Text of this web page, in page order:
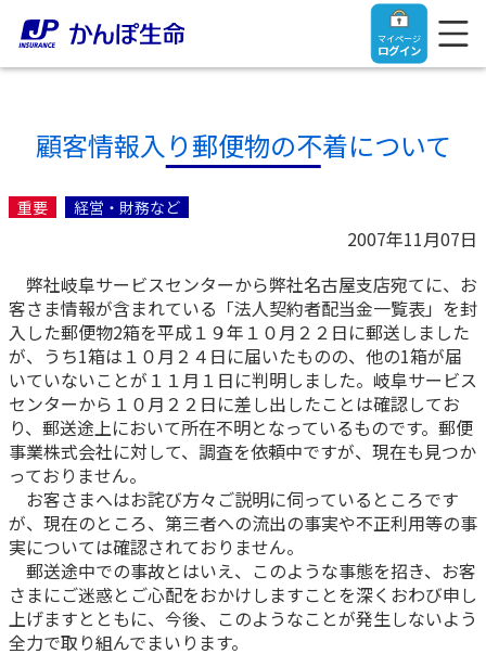
マイページ
ログイン
トップ
ご契約者さま
マイページログイン
入院保険金・手術保険金のご請求
お手続き一覧
きっかけ・できごとから探す
保険をご検討中のお客さま
保険をご検討中のお客さま
終身保険
養老保険
定期保険
学資保険
法人のお客さま
【まずはご相談ください】企業経営でお悩みの方はこ
ちら
法人のお客さま向け商品一覧
目的から探す
お役立ち情報
かんぽ生命の団体取扱い
お役立ち情報
かんぽのLifeサポートナビ
かんぽ生命について
かんぽ生命について
よくあるご質問
お問い合わせ
顧客情報入り郵便物の不着について
重要 経営・財務など
2007年11月07日
弊社岐阜サービスセンターから弊社名古屋支店宛てに、お
客さま情報が含まれている「法人契約者配当金一覧表」を封
入した郵便物2箱を平成１９年１０月２２日に郵送しました
が、うち1箱は１０月２４日に届いたものの、他の1箱が届
いていないことが１１月１日に判明しました。岐阜サービス
センターから１０月２２日に差し出したことは確認してお
り、郵送途上において所在不明となっているものです。郵便
事業株式会社に対して、調査を依頼中ですが、現在も見つか
っておりません。
お客さまへはお詫び方々ご説明に伺っているところです
が、現在のところ、第三者への流出の事実や不正利用等の事
実については確認されておりません。
郵送途中での事故とはいえ、このような事態を招き、お客
さまにご迷惑とご心配をおかけしますことを深くおわび申し
上げますとともに、今後、このようなことが発生しないよう
全力で取り組んでまいります。